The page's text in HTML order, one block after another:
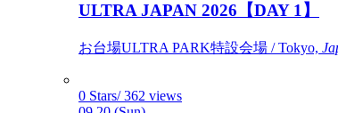
ULTRA JAPAN 2026【DAY 1】
お台場ULTRA PARK特設会場 / Tokyo,
0 Stars/ 362 views